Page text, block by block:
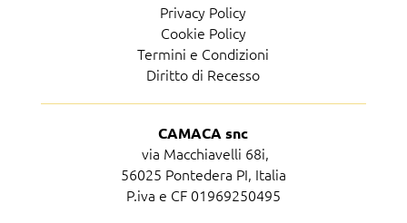
Privacy Policy
Cookie Policy
Termini e Condizioni
Diritto di Recesso
CAMACA snc
via Macchiavelli 68i,
56025 Pontedera PI, Italia
P.iva e CF 01969250495